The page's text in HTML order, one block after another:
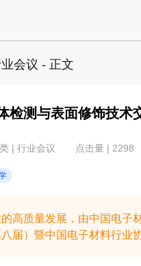
会议 - 正文
检测与表面修饰技术
| 行业会议 点击量 | 2298
高质量发展，由中国电子
届）暨中国电子材料行业